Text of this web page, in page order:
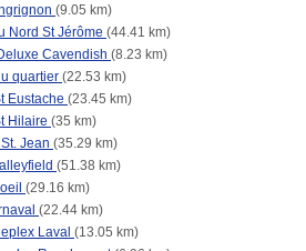
(9.05 km)
Nord St Jérôme (44.41 km)
Cavendish (8.23 km)
quartier (22.53 km)
Eustache (23.45 km)
Hilaire (35 km)
Jean (35.29 km)
(51.38 km)
(29.16 km)
(22.44 km)
Laval (13.05 km)